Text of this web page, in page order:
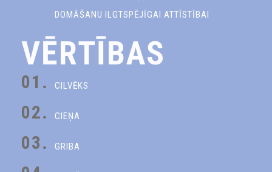
DOMĀŠANU ILGTSPĒJĪGAI ATTĪSTĪBAI
VĒRTĪBAS
01. CILVĒKS
02. CIEŅA
03. GRIBA